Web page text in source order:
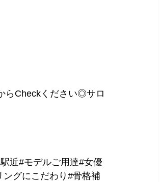
らCheckください◎サロ
近#モデルご用達#女優
グにこだわり#骨格補